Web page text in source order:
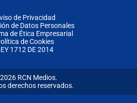
de Privacidad
de Datos Personales
de Ética Empresarial
de Cookies
1712 DE 2014
RCN Medios.
derechos reservados.